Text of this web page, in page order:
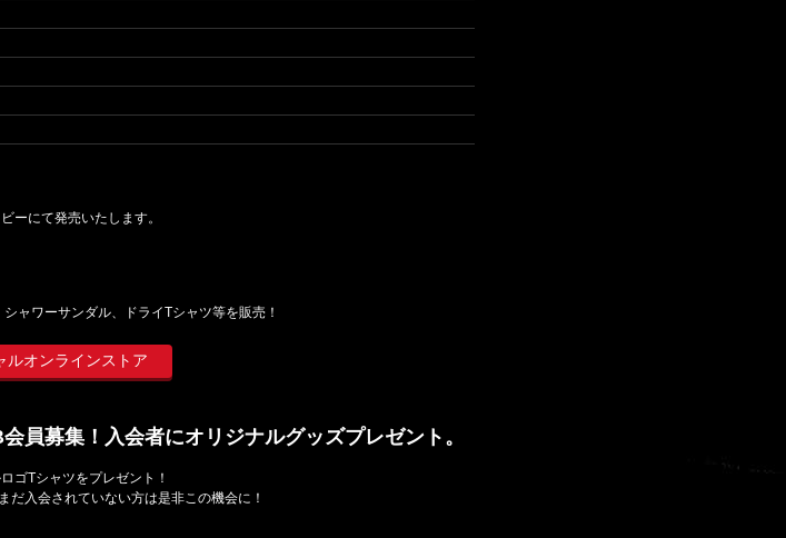
ーにて発売いたします。
ャワーサンダル、ドライTシャツ等を販売！
ルオンラインストア
員募集！入会者にオリジナルグッズプレゼント。
ゴTシャツをプレゼント！
入会されていない方は是非この機会に！